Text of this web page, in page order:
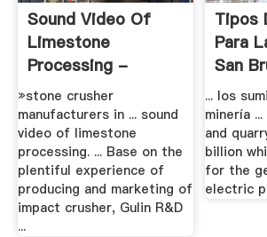
Sound Video Of
Limestone
Processing -
Grinding .
»stone crusher
manufacturers in ... sound
video of limestone
processing. ... Base on the
plentiful experience of
producing and marketing of
impact crusher, Gulin R&D
...
Tipos
Para
San
... los
minería
and
billion
for the
electric